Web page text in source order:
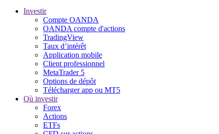
Investir
Compte OANDA
OANDA compte d'actions
TradingView
Taux d’intérêt
Application mobile
Client professionnel
MetaTrader 5
Options de dépôt
Télécharger app ou MT5
Où investir
Forex
Actions
ETFs